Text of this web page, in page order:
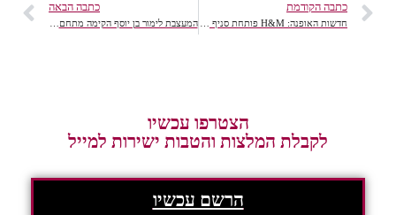
כתבה הקודמת כתבה הבאה
הצטרפו עכשיו
לקבלת המלצות והטבות ישירות למייל
הרשם עכשיו